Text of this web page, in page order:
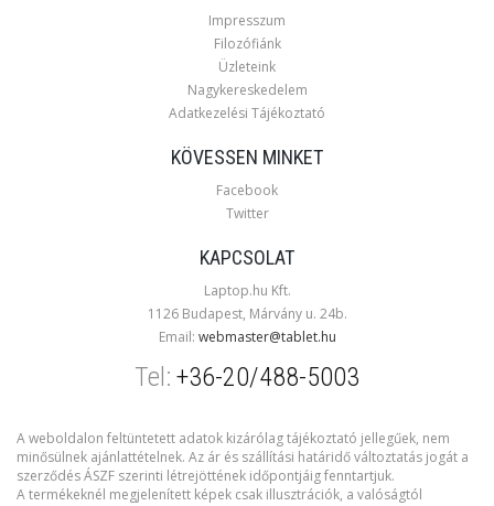
Impresszum
Filozófiánk
Üzleteink
Nagykereskedelem
Adatkezelési Tájékoztató
KÖVESSEN MINKET
Facebook
Twitter
KAPCSOLAT
Laptop.hu Kft.
1126 Budapest, Márvány u. 24b.
Email: webmaster@tablet.hu
Tel: +36-20/488-5003
A weboldalon feltüntetett adatok kizárólag tájékoztató jellegűek, nem
minősülnek ajánlattételnek. Az ár és szállítási határidő változtatás jogát a
szerződés ÁSZF szerinti létrejöttének időpontjáig fenntartjuk.
A termékeknél megjelenített képek csak illusztrációk, a valóságtól